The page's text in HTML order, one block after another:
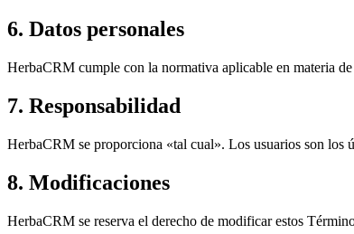
6. Datos personales
HerbaCRM cumple con la normativa aplicable en materia
7. Responsabilidad
HerbaCRM se proporciona «tal cual». Los usuarios son los
8. Modificaciones
HerbaCRM se reserva el derecho de modificar estos